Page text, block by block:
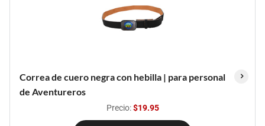
Correa de cuero negra con hebilla | para personal
de Aventureros
Precio:$19.95